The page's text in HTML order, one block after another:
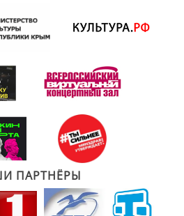
ПАРТНЁРЫ